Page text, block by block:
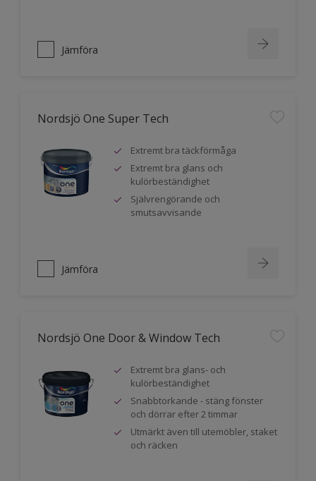
Jämföra
Nordsjö One Super Tech
Extremt bra täckförmåga
Extremt bra glans och
kulörbeständighet
Självrengörande och
smutsavvisande
Jämföra
Nordsjö One Door & Window Tech
Extremt bra glans- och
kulörbeständighet
Snabbtorkande - stäng fönster
och dörrar efter 2 timmar
Utmärkt även till utemöbler, staket
och räcken